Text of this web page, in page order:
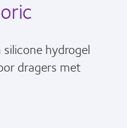
hydrogel
dragers met